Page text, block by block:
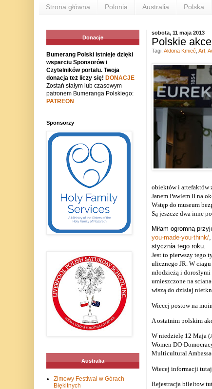
Strona główna Polonia Australia Polska
sobota, 11 maja 2013
Polskie
obiektów i artefaktów
Janem Pawlem II na
Wstęp do museum
Są jeszcze dwa inne
Miłam ogromną
you-made-you-think/,
stycznia tego roku.
Jest to pierwszy tego
ulicznego JR. W
młodzieżą i
umieszczone na
wiszą do dzisiaj
Wiecej postow na
A ostatnim polskim
W niedzielę 12 Maja
Women DO-
Multicultural
Wiecej informacji
Rejestracja bileltow
Tagi: Aldona Kmieć Art,
Donacje
Bumerang Polski istnieje dzięki
wsparciu Sponsorów i
Czytelników portalu. Twoja
donacja też liczy się! DONACJE
Zostań stałym lub czasowym
patronem Bumeranga Polskiego:
PATREON
Sponsorzy
Australia
Zimowy Festiwal w Górach
Błękitnych